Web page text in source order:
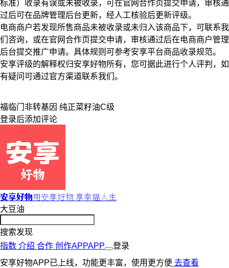
标准）收录有误或未被收录，可在官网合作页提交申请，审核通
过后可在品牌管理后台更新，经人工核验后更新评级。
电商商户若发现所售商品未被收录或未归入该商品下，可联系我
们咨询，或在官网合作页提交申请，审核通过后在电商商户管理
后台提交推广申请。具体规则可参考安享平台商品收录规范。
安享评级的解释权归安享好物所有，您可据此进行个人评判，如
有疑问可通过官方渠道联系我们。
福临门 非转基因 纯正菜籽油C级
登录后添加评论
安享好物用安享好物 享幸福人生
大豆油
搜索发现
指数 介绍 合作 创作APPAPP
登录
安享好物APP已上线，功能更丰富，使用更方便 去查看